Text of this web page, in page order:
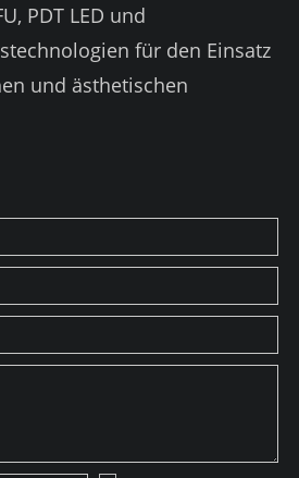
PDT LED und
für den Einsatz
und ästhetischen